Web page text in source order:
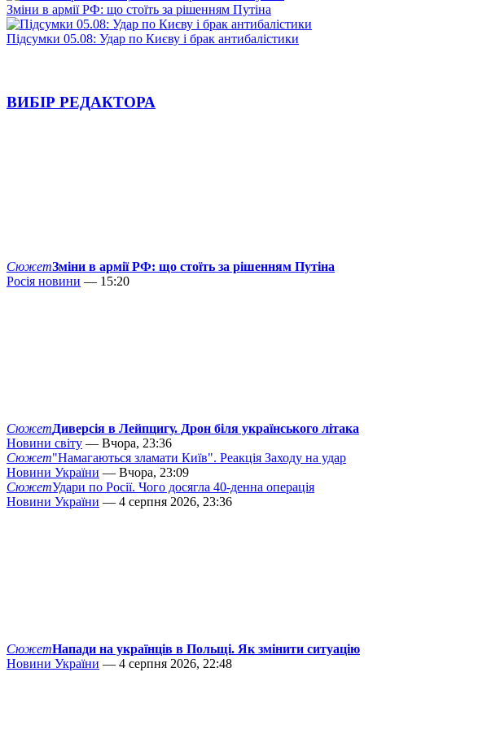
Зміни в армії РФ: що стоїть за рішенням Путіна
Підсумки 05.08: Удар по Києву і брак антибалістики
ВИБІР РЕДАКТОРА
СюжетЗміни в армії РФ: що стоїть за рішенням Путіна
Росія новини — 15:20
СюжетДиверсія в Лейпцигу. Дрон біля українського літака
Новини світу — Вчора, 23:36
Сюжет"Намагаються зламати Київ". Реакція Заходу на удар
Новини України — Вчора, 23:09
СюжетУдари по Росії. Чого досягла 40-денна операція
Новини України — 4 серпня 2026, 23:36
СюжетНапади на українців в Польщі. Як змінити ситуацію
Новини України — 4 серпня 2026, 22:48